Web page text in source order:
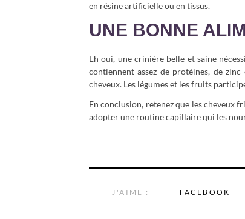
en résine artificielle ou en tissus.
UNE BONNE
Eh oui, une crinière belle et saine
contiennent assez de protéines, de
cheveux. Les légumes et les fruits
En conclusion, retenez que les cheveux
adopter une routine capillaire qui les
J'AIME : FACEBOOK